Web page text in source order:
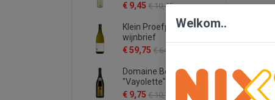
€ 9,45 € 10,45
Klein Proefpakket
wijnbrief
€ 59,75 € 64,75
Domaine Bergeron
"Vayolette"
€ 9,75 € 10,75
Welkom..